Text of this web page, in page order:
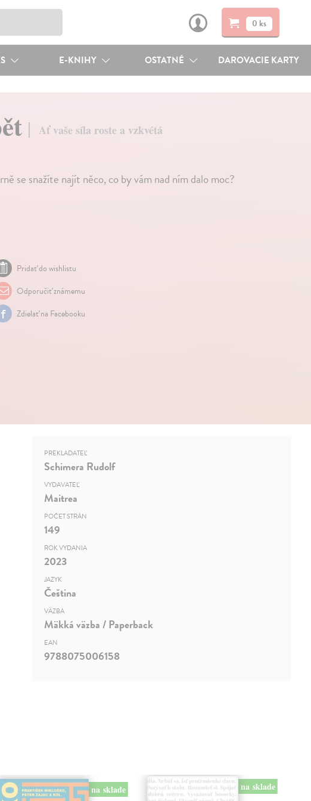
0 ks
E-KNIHY OSTATNÉ DAROVACIE KARTY
Ať vaše síla roste a vzkvétá
se snažíte najít něco, co by vám nad ním dalo moc?
Pridať do wishlistu
Odporučiť známemu
Zdielať na Facebooku
PREKLADATEĽ
Schimera Rudolf
VYDAVATEĽ
Maitrea
POČET STRÁN
149
ROK VYDANIA
2023
JAZYK
Čeština
VÄZBA
Mäkká väzba / Paperback
EAN
9788075006158
na sklade na sklade